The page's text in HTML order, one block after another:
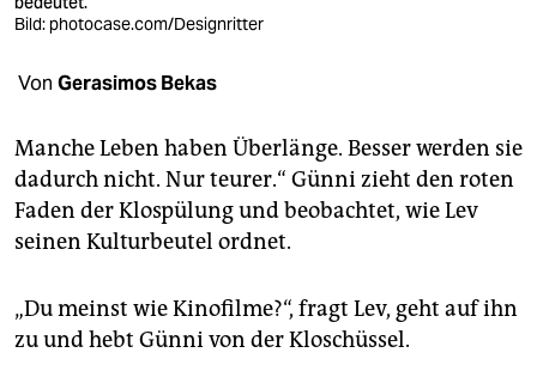
shop
fragen & hilfe
unterstützen
abo
epaper login
Bild: photocase.com/Designritter
Von Gerasimos Bekas
Manche Leben haben Überlänge. Besser werden sie
dadurch nicht. Nur teurer.“ Günni zieht den roten
Faden der Klospülung und beobachtet, wie Lev
seinen Kulturbeutel ordnet.
„Du meinst wie Kinofilme?“, fragt Lev, geht auf ihn
zu und hebt Günni von der Kloschüssel.